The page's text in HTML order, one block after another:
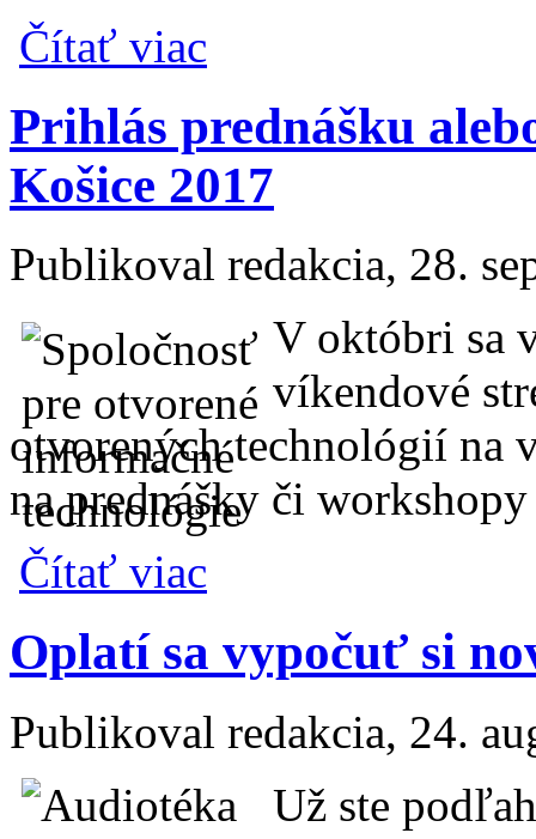
Čítať viac
Prihlás prednášku
Košice 2017
Publikoval redakcia, 28.
V októbri sa
víkendové
otvorených technológií na
na prednášky či
Čítať viac
Oplatí sa vypočuť si
Publikoval redakcia, 24.
Už ste